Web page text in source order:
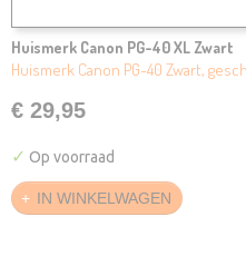
Huismerk Canon PG-40 XL Zwart
Huismerk Canon PG-40 Zwart,
€ 29,95
✓ Op voorraad
IN WINKELWAGEN